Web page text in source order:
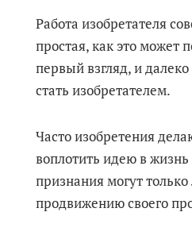
Работа изобретателя
простая, как это может
первый взгляд, и
стать изобретателем.
Часто изобретения
воплотить идею в жизнь
признания могут
продвижению своего